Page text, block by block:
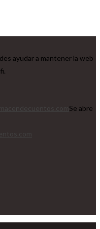
ayudar a mantener la web
Se abre